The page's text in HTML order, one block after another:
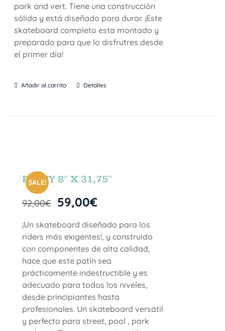
park and vert. Tiene una construcción
sólida y está diseñado para durar. ¡Este
skateboard completo esta montado y
preparado para que lo disfrutres desde
el primer día!
Añadir al carrito Detalles
SALE!
PARTY 8″ X 31,75″
92,00€ 59,00€
¡Un skateboard diseñado para los
riders más exigentes!, y construido
con componentes de alta calidad,
hace que este patín sea
prácticamente indestructible y es
adecuado para todos los niveles,
desde principiantes hasta
profesionales. Un skateboard versátil
y perfecto para street, pool , park